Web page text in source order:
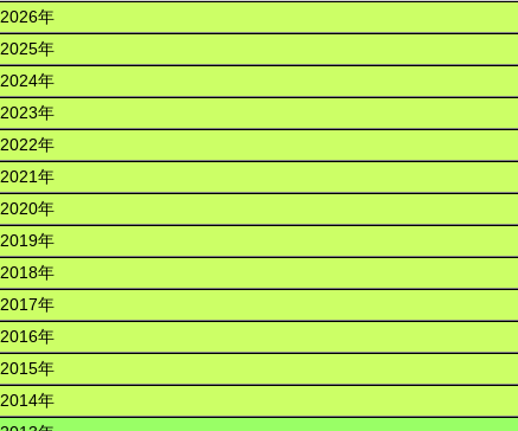
2026年
2025年
2024年
2023年
2022年
2021年
2020年
2019年
2018年
2017年
2016年
2015年
2014年